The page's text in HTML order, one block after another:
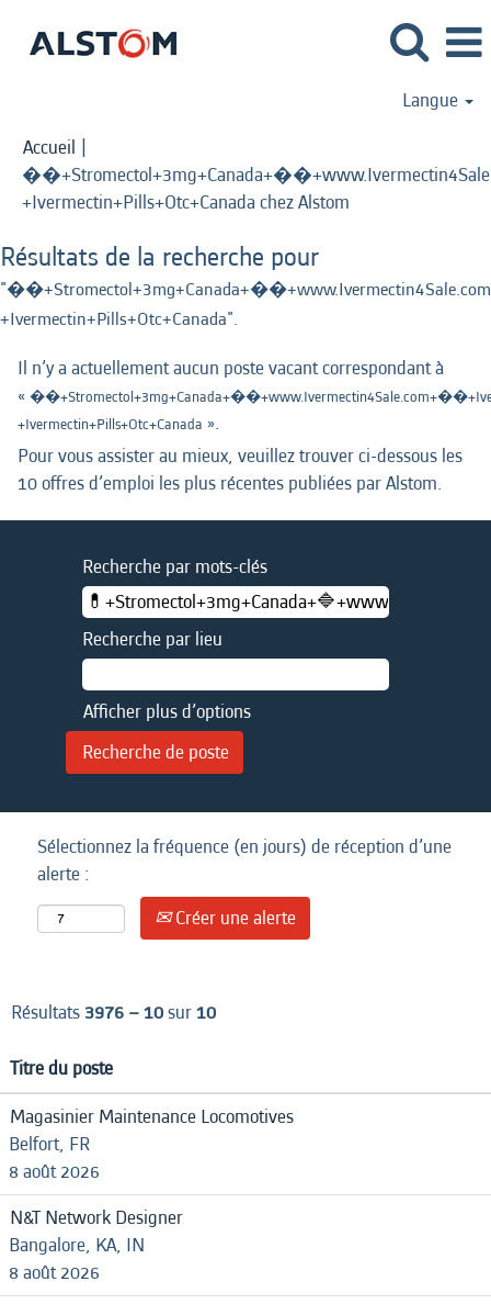
Langue
Accueil |
+Ivermectin+Pills+Otc+Canada chez Alstom
Résultats de la recherche pour
+Ivermectin+Pills+Otc+Canada".
Il n’y a actuellement aucun poste vacant correspondant à
«
+Ivermectin+Pills+Otc+Canada ».
Pour vous assister au mieux, veuillez trouver ci-dessous les
10 offres d’emploi les plus récentes publiées par Alstom.
Recherche par mots-clés
Recherche par lieu
Afficher plus d’options
Sélectionnez la fréquence (en jours) de réception d’une
alerte :
Créer une alerte
Résultats 3976 – 10sur10
Titre du poste
Magasinier Maintenance Locomotives
Belfort, FR
8 août 2026
N&T Network Designer
Bangalore, KA, IN
8 août 2026